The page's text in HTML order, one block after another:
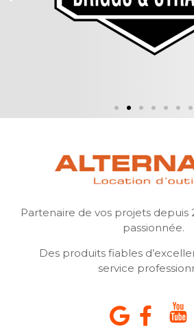
Partenaire de vos projets depuis
passionnée.
Des produits fiables
service